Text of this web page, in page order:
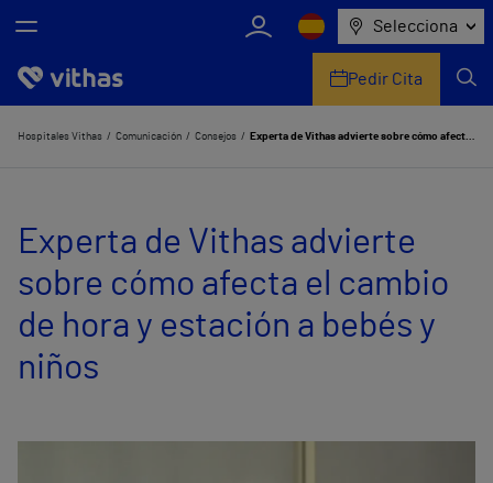
Selecciona
Nosotros
Servicios de salud
Equipo médico y asistencial
Pedir Cita
Hospitales Vithas Comunicación Consejos Experta de Vithas advierte sobre cómo afecta el cambio de hora y estación a bebés y niños
Experta de Vithas advierte
sobre cómo afecta el cambio
de hora y estación a bebés y
niños